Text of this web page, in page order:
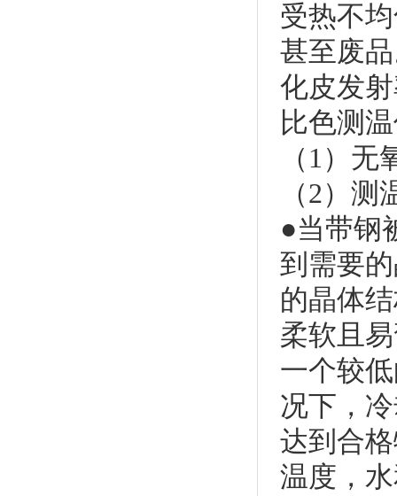
受热不
甚至废
化皮发
比色测
（1）
（2）
●当带钢
到需要
的晶体
柔软且
一个较
况下，
达到合
温度，